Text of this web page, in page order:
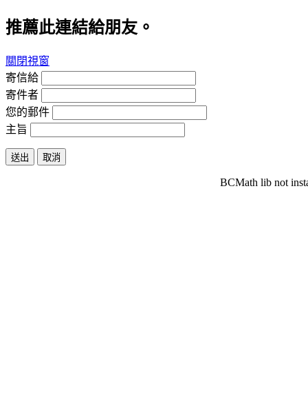
推薦此連結給朋友。
關閉視窗
寄信給
寄件者
您的郵件
主旨
送出 取消
BCMath lib not